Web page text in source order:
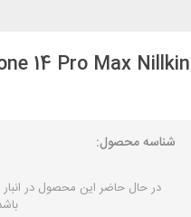
شناسه محصول:
در حال حاضر این محصول در